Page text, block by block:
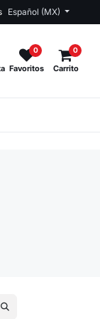
Español (MX)
Favoritos
0
Carrito
0